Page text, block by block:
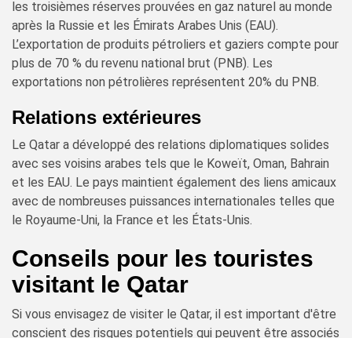
les troisièmes réserves prouvées en gaz naturel au monde
après la Russie et les Émirats Arabes Unis (EAU).
L’exportation de produits pétroliers et gaziers compte pour
plus de 70 % du revenu national brut (PNB). Les
exportations non pétrolières représentent 20% du PNB.
Relations extérieures
Le Qatar a développé des relations diplomatiques solides
avec ses voisins arabes tels que le Koweït, Oman, Bahrain
et les EAU. Le pays maintient également des liens amicaux
avec de nombreuses puissances internationales telles que
le Royaume-Uni, la France et les États-Unis.
Conseils pour les touristes
visitant le Qatar
Si vous envisagez de visiter le Qatar, il est important d'être
conscient des risques potentiels qui peuvent être associés